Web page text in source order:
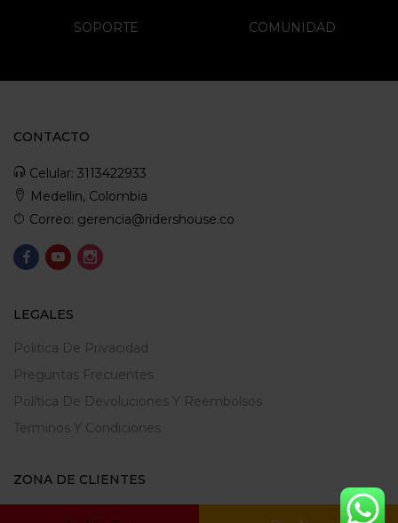
SOPORTE COMUNIDAD
CONTACTO
Celular: 3113422933
Medellin, Colombia
Correo: gerencia@ridershouse.co
LEGALES
Politica De Privacidad
Preguntas Frecuentes
Política De Devoluciones Y Reembolsos
Terminos Y Condiciones
ZONA DE CLIENTES